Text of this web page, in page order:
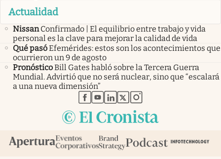
Actualidad
Nissan Confirmado | El equilibrio entre trabajo y vida
personal es la clave para mejorar la calidad de vida
Qué pasóEfemérides: estos son los acontecimientos que
ocurrieron un 9 de agosto
PronósticoBill Gates habló sobre la Tercera Guerra
Mundial. Advirtió que no será nuclear, sino que “escalará
a una nueva dimensión”
abre en nueva pestaña
abre en nueva pestaña
abre en nueva pestaña
abre en nueva pestaña
abre en nueva pestaña